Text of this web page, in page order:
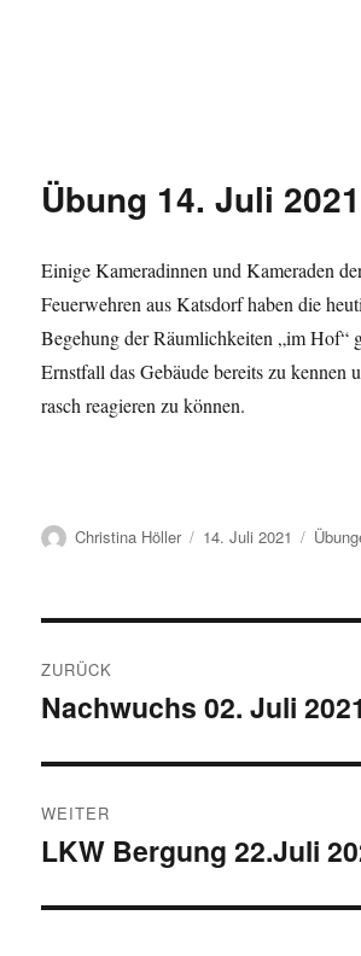
Übung 14. Juli 2021
Einige Kameradinnen und Kameraden
Feuerwehren aus Katsdorf haben die
Begehung der Räumlichkeiten „im Hof“
Ernstfall das Gebäude bereits zu kennen
rasch reagieren zu können.
Autor
Christina Höller
Veröffentlicht
14. Juli 2021
ZURÜCK
Vorheriger
Nachwuchs 02. Juli 2021
WEITER
Nächster
LKW Bergung 22.Juli